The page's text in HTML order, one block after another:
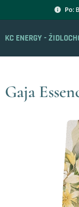
Po:
KC ENERGY -
Gaja